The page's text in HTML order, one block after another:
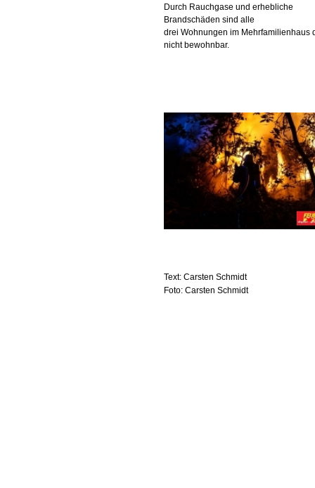
Durch Rauchgase und erhebliche
Brandschäden sind alle
drei Wohnungen im Mehrfamilienhaus
nicht bewohnbar.
Text: Carsten Schmidt
Foto: Carsten Schmidt